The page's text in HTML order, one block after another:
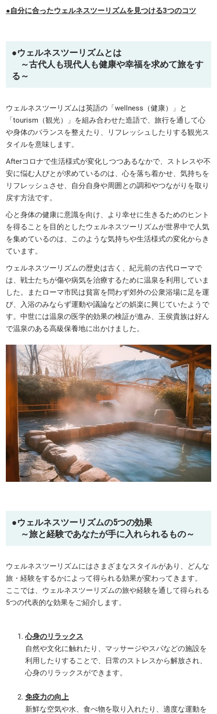
●自分に合ったウェルネスツーリズムを見つける3つのコツ
●ウェルネスツーリズムとは
～古代人も現代人も健康や幸福を求めて旅をす
る～
ウェルネスツーリズムは英語の「wellness（健康）」と
「tourism（観光）」を組み合わせた造語で、旅行を通して心
や身体のバランスを整えたり、リフレッシュしたりする観光ス
タイルを意味します。
Afterコロナで生活様式が変化しつつあるなかで、ストレスや不
安に悩む人びとが求めているのは、心を落ち着かせ、気持ちを
リフレッシュさせ、自分自身や周囲との調和やつながりを取り
戻す方法です。
心と身体の健康に意識を向け、より幸せに生きるためのヒント
を得ることを目的としたウェルネスツーリズムが世界中で人気
を集めているのは、このような気持ちや生活様式の変化からき
ています。
ウェルネスツーリズムの歴史は古く、紀元前の古代ローマで
は、戦士たちが傷や病気を治療するために温泉を利用していま
した。またローマ市民は貧富を問わず郊外の公衆浴場に足を運
び、入浴のみならず運動や議論などの娯楽に興じていたようで
す。中世には温泉の医学的効果の検証が進み、王侯貴族は好ん
で温泉のある高級保養地に出かけました。
●ウェルネスツーリズムの5つの効果
～旅と経験であなたが手に入れられるもの～
ウェルネスツーリズムにはさまざまなスタイルがあり、どんな
旅・経験をするかによって得られる効果が変わってきます。
ここでは、ウェルネスツーリズムの旅や経験を通して得られる
5つの代表的な効果をご紹介します。
心身のリラックス
自然や文化に触れたり、マッサージやスパなどの施設を
利用したりすることで、日常のストレスから解放され、
心身のリラックスができます。
免疫力の向上
新鮮な空気や水、食べ物を取り入れたり、適度な運動を